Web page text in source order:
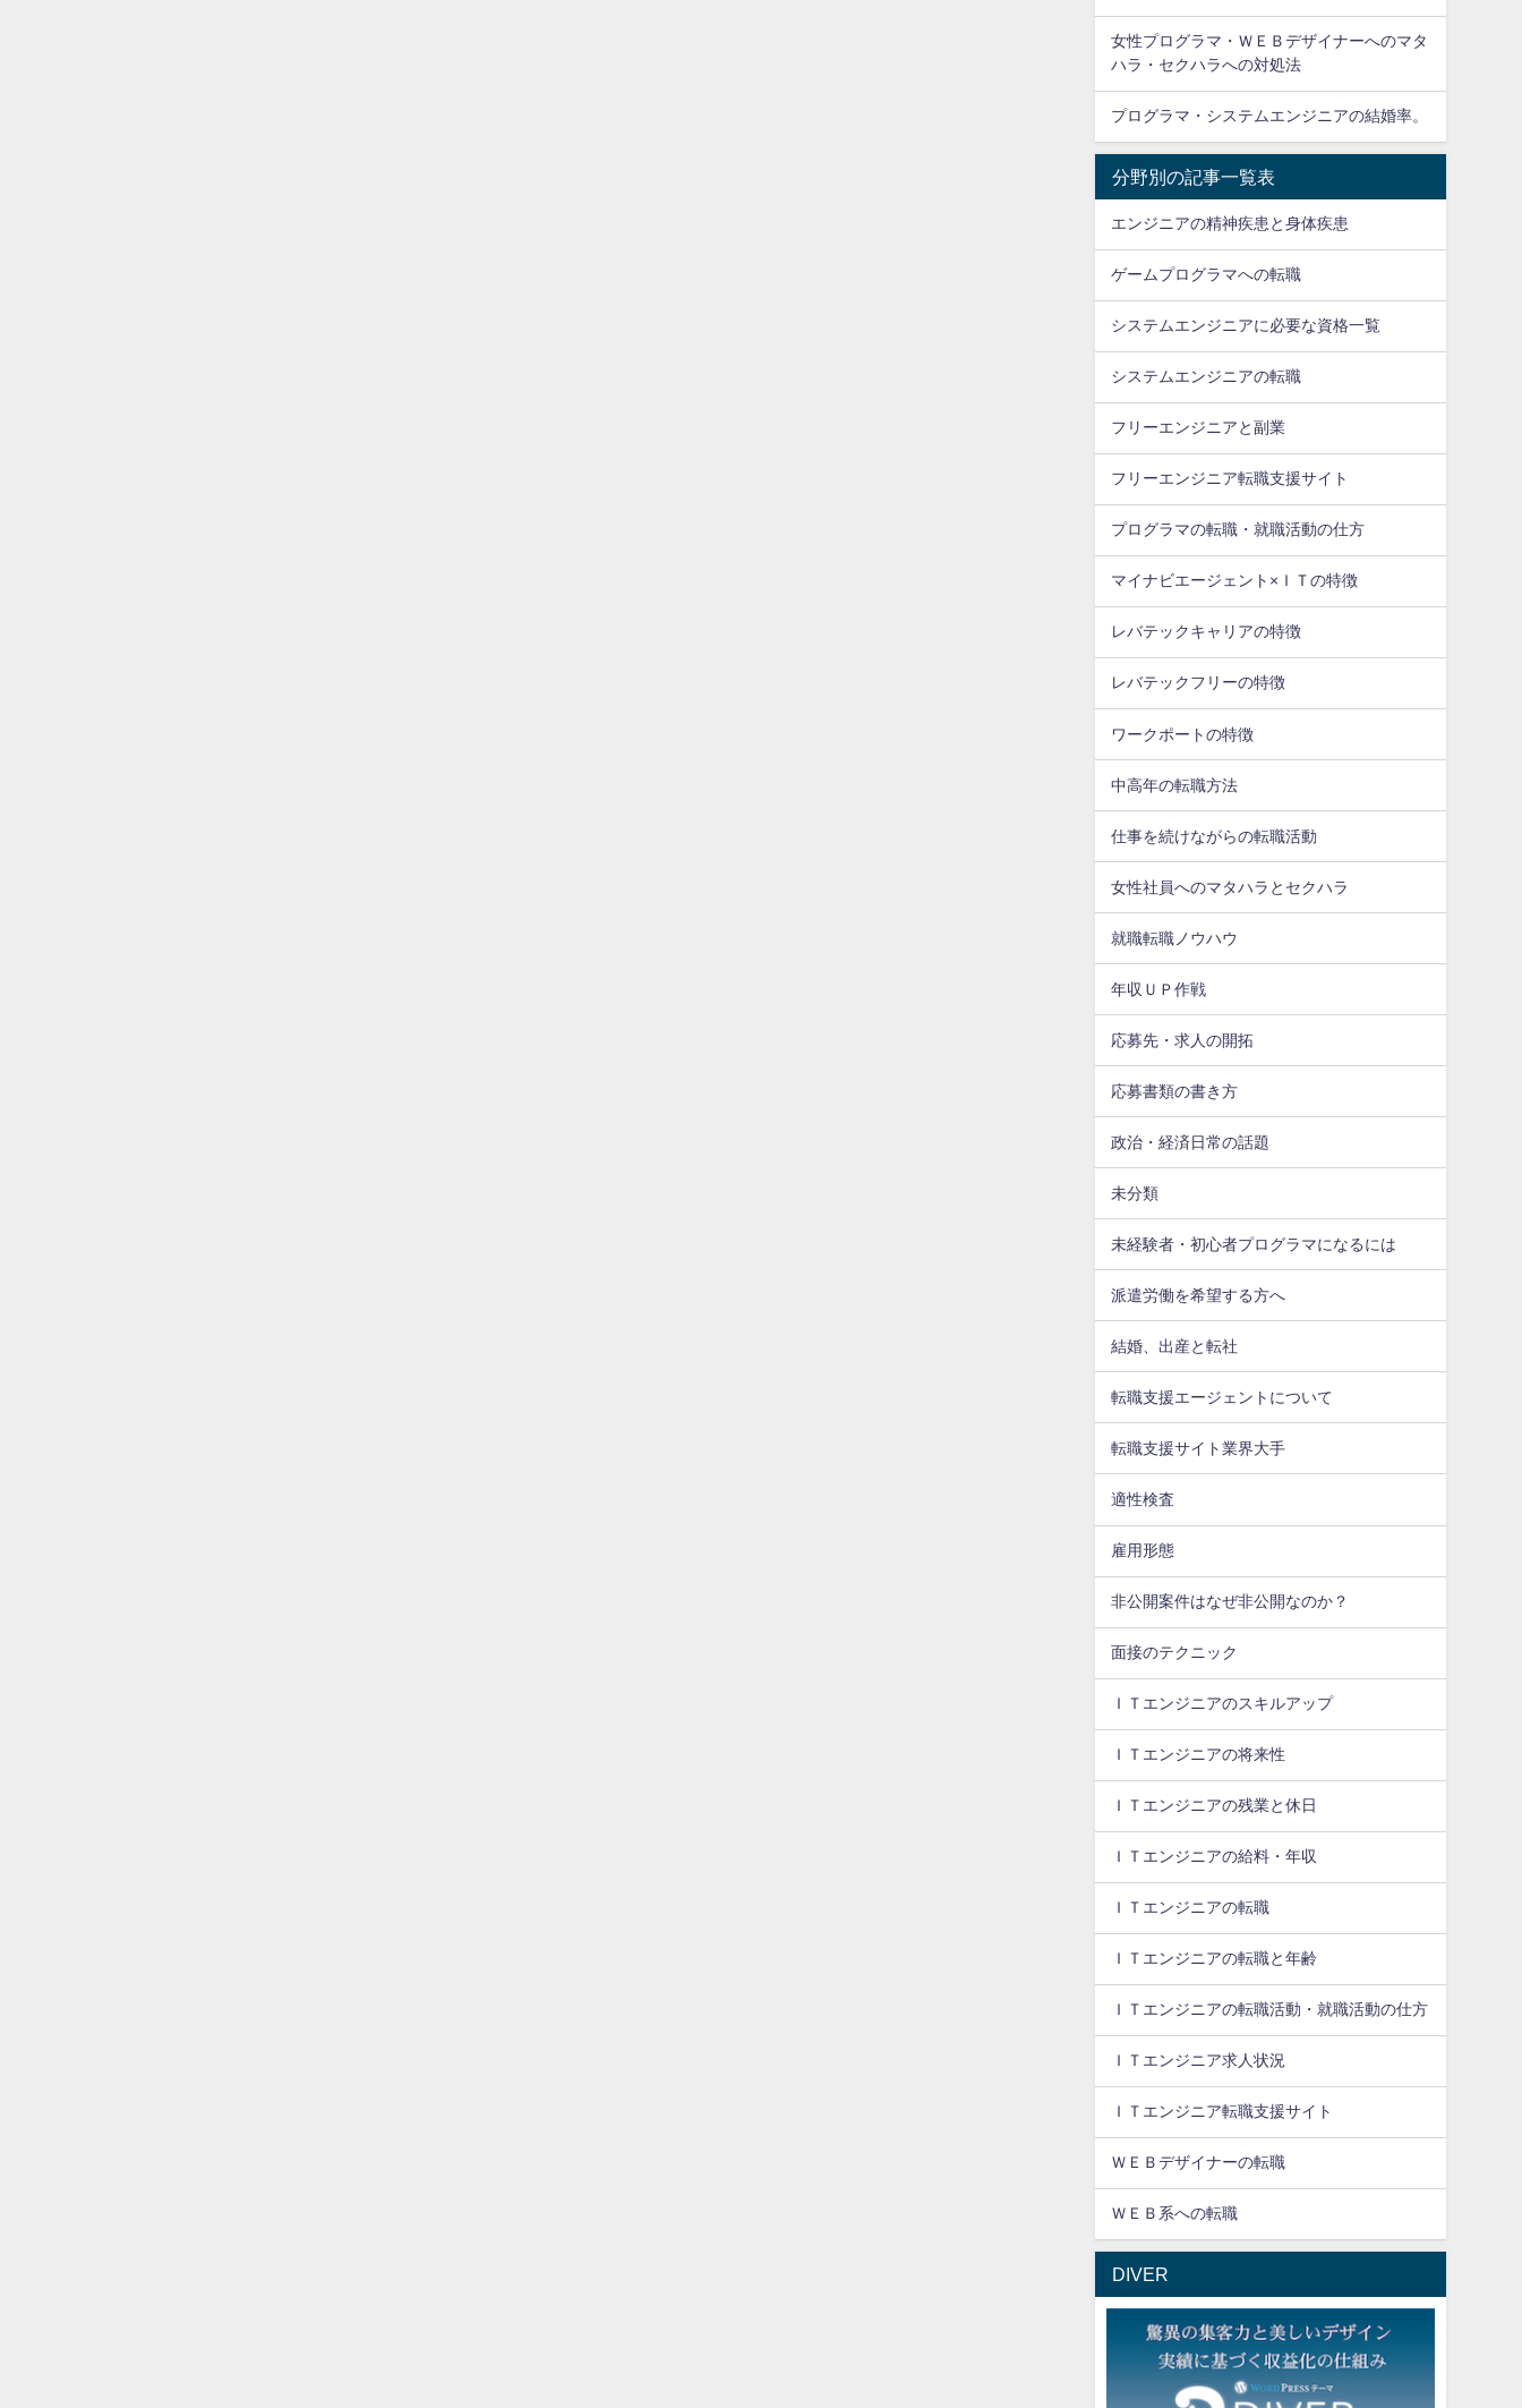
女性プログラマ・ＷＥＢデザイナーへのマタ
ハラ・セクハラへの対処法
プログラマ・システムエンジニアの結婚率。
分野別の記事一覧表
エンジニアの精神疾患と身体疾患
ゲームプログラマへの転職
システムエンジニアに必要な資格一覧
システムエンジニアの転職
フリーエンジニアと副業
フリーエンジニア転職支援サイト
プログラマの転職・就職活動の仕方
マイナビエージェント×ＩＴの特徴
レバテックキャリアの特徴
レバテックフリーの特徴
ワークポートの特徴
中高年の転職方法
仕事を続けながらの転職活動
女性社員へのマタハラとセクハラ
就職転職ノウハウ
年収ＵＰ作戦
応募先・求人の開拓
応募書類の書き方
政治・経済日常の話題
未分類
未経験者・初心者プログラマになるには
派遣労働を希望する方へ
結婚、出産と転社
転職支援エージェントについて
転職支援サイト業界大手
適性検査
雇用形態
非公開案件はなぜ非公開なのか？
面接のテクニック
ＩＴエンジニアのスキルアップ
ＩＴエンジニアの将来性
ＩＴエンジニアの残業と休日
ＩＴエンジニアの給料・年収
ＩＴエンジニアの転職
ＩＴエンジニアの転職と年齢
ＩＴエンジニアの転職活動・就職活動の仕方
ＩＴエンジニア求人状況
ＩＴエンジニア転職支援サイト
ＷＥＢデザイナーの転職
ＷＥＢ系への転職
DIVER